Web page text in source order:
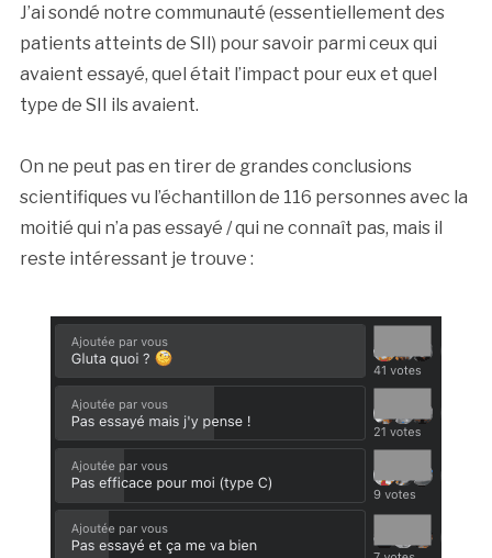
J’ai sondé notre communauté (essentiellement des
patients atteints de SII) pour savoir parmi ceux qui
avaient essayé, quel était l’impact pour eux et quel
type de SII ils avaient.
On ne peut pas en tirer de grandes conclusions
scientifiques vu l’échantillon de 116 personnes avec la
moitié qui n’a pas essayé / qui ne connaît pas, mais il
reste intéressant je trouve :